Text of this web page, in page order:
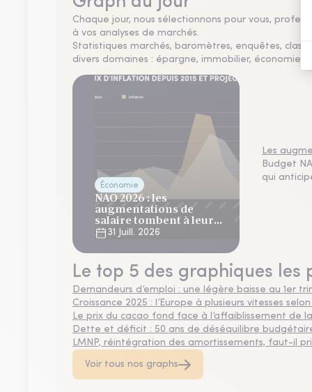
Chaque jour, nous sélectionnons pour vous,
à vos analyses de marchés.
Statistiques marchés, baromètres, enquêtes,
divers domaines : épargne, immobilier, économie,
Économie
NAO 2026 : les
augmentations de
salaire tombent à leur
plus bas niveau depuis 4
ans
31 Juill. 2026
Les
Budget
qui
Le top 5 des graphiques les
Demandeurs d’emploi : une légère baisse au 1er
Croissance 2025 : l’Europe à plusieurs vitesses
Le prix du cacao fond face à l’affaiblissement de
Dette et déficit : 50 ans de déséquilibre
LMNP, réintégration des amortissements, faut-il
Voir tous nos graphs